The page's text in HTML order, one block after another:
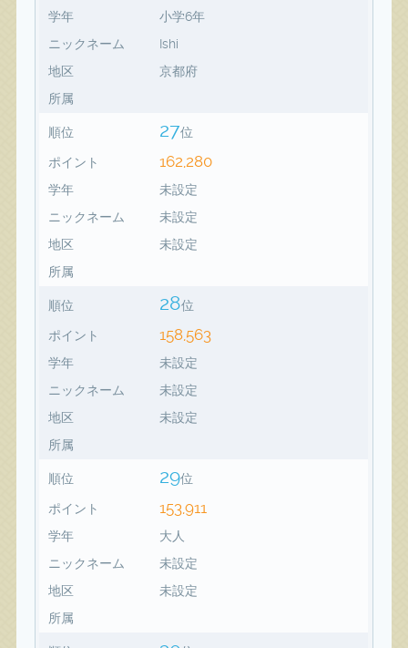
学年
小学6年
ニックネーム
Ishi
地区
京都府
所属
順位 27位
ポイント 162,280
学年
未設定
ニックネーム
未設定
地区
未設定
所属
順位 28位
ポイント 158,563
学年
未設定
ニックネーム
未設定
地区
未設定
所属
順位 29位
ポイント 153,911
学年
大人
ニックネーム
未設定
地区
未設定
所属